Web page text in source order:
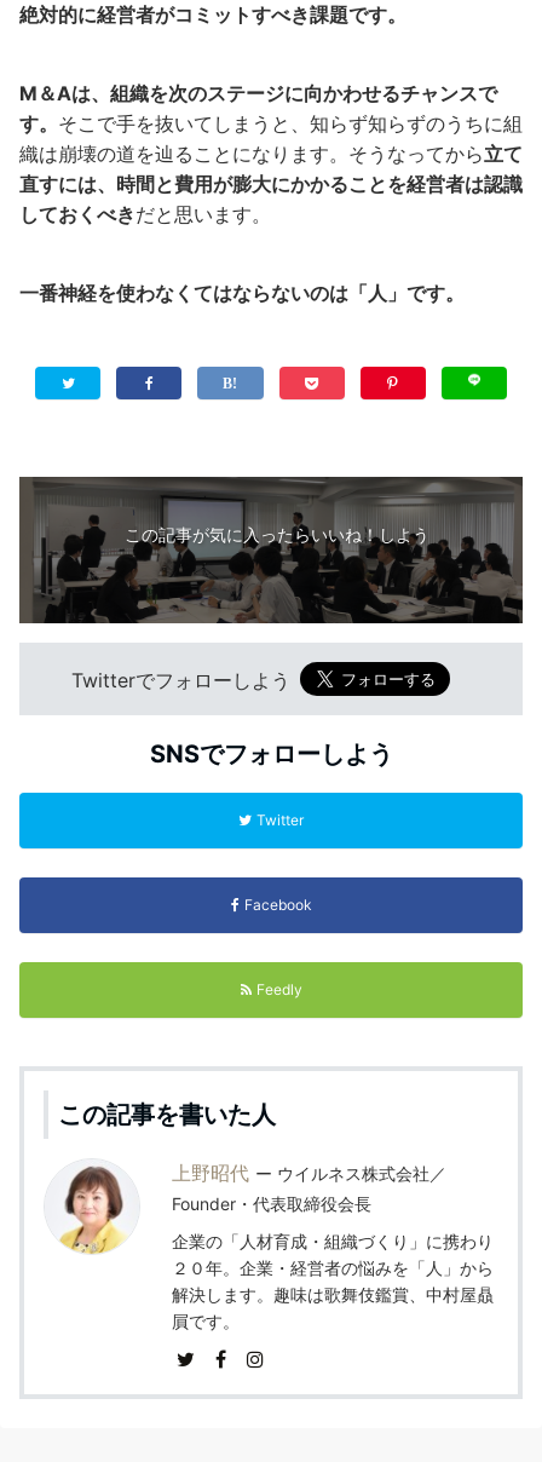
絶対的に経営者がコミットすべき課題です。
M＆Aは、組織を次のステージに向かわせるチャンスで
す。 そこで手を抜いてしまうと、知らず知らずのうちに組
織は崩壊の道を辿ることになります。そうなってから立て
直すには、時間と費用が膨大にかかることを経営者は認識
しておくべきだと思います。
一番神経を使わなくてはならないのは「人」です。
この記事が気に入ったらいいね！しよう
Twitterでフォローしよう
SNSでフォローしよう
Twitter
Facebook
Feedly
この記事を書いた人
上野昭代
ウイルネス株式会社／
Founder・代表取締役会長
企業の「人材育成・組織づくり」に携わり
２０年。企業・経営者の悩みを「人」から
解決します。趣味は歌舞伎鑑賞、中村屋贔
屓です。